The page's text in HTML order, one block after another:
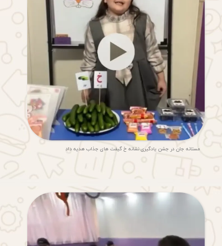
مستانه جان در جشن یادگیری نشانه خ گیفت های جذاب هدیه داد